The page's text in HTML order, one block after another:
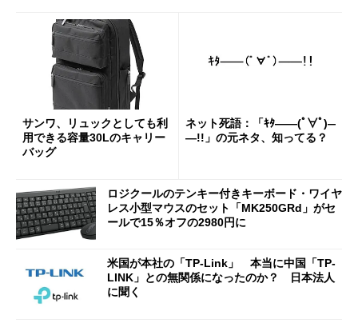
サンワ、リュックとしても利
用できる容量30Lのキャリー
バッグ
ネット死語：「ｷﾀ――(ﾟ∀ﾟ)―
―!!」の元ネタ、知ってる？
ロジクールのテンキー付きキーボード・ワイヤ
レス小型マウスのセット「MK250GRd」がセ
ールで15％オフの2980円に
米国が本社の「TP-Link」 本当に中国「TP-
LINK」との無関係になったのか？ 日本法人
に聞く